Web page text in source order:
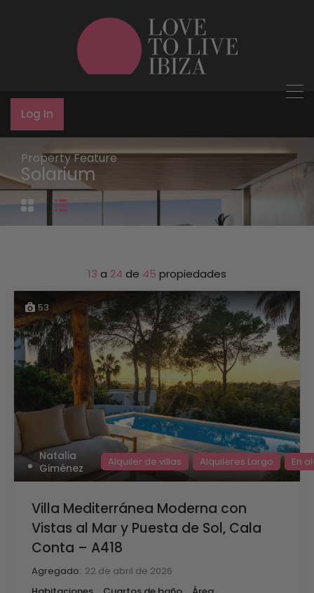
Log In
Property Feature
Solarium
13 a 24 de 45 propiedades
53
Natalia
Giménez
Alquiler de villas Alquileres Largo En
Villa Mediterránea Moderna con
Vistas al Mar y Puesta de Sol, Cala
Conta – A418
Agregado: 22 de abril de 2026